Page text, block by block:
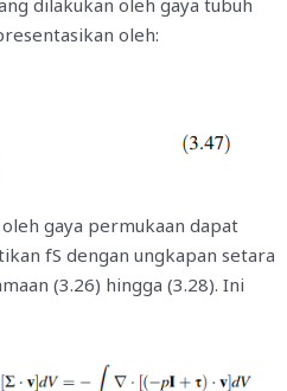
dilakukan oleh gaya tubuh
oleh:
gaya permukaan dapat
fS dengan ungkapan setara
(3.26) hingga (3.28). Ini